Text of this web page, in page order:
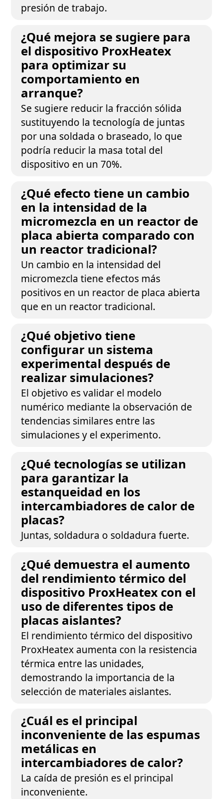
presión de trabajo.
¿Qué mejora se sugiere para
el dispositivo ProxHeatex
para optimizar su
comportamiento en
arranque?
Se sugiere reducir la fracción sólida
sustituyendo la tecnología de juntas
por una soldada o braseado, lo que
podría reducir la masa total del
dispositivo en un 70%.
¿Qué efecto tiene un cambio
en la intensidad de la
micromezcla en un reactor de
placa abierta comparado con
un reactor tradicional?
Un cambio en la intensidad del
micromezcla tiene efectos más
positivos en un reactor de placa abierta
que en un reactor tradicional.
¿Qué objetivo tiene
configurar un sistema
experimental después de
realizar simulaciones?
El objetivo es validar el modelo
numérico mediante la observación de
tendencias similares entre las
simulaciones y el experimento.
¿Qué tecnologías se utilizan
para garantizar la
estanqueidad en los
intercambiadores de calor de
placas?
Juntas, soldadura o soldadura fuerte.
¿Qué demuestra el aumento
del rendimiento térmico del
dispositivo ProxHeatex con el
uso de diferentes tipos de
placas aislantes?
El rendimiento térmico del dispositivo
ProxHeatex aumenta con la resistencia
térmica entre las unidades,
demostrando la importancia de la
selección de materiales aislantes.
¿Cuál es el principal
inconveniente de las espumas
metálicas en
intercambiadores de calor?
La caída de presión es el principal
inconveniente.